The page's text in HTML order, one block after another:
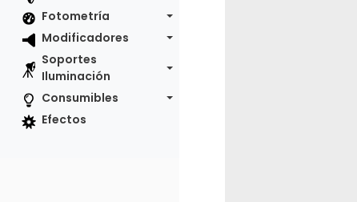
Fotometría
Modificadores
Soportes
Iluminación
Consumibles
Efectos